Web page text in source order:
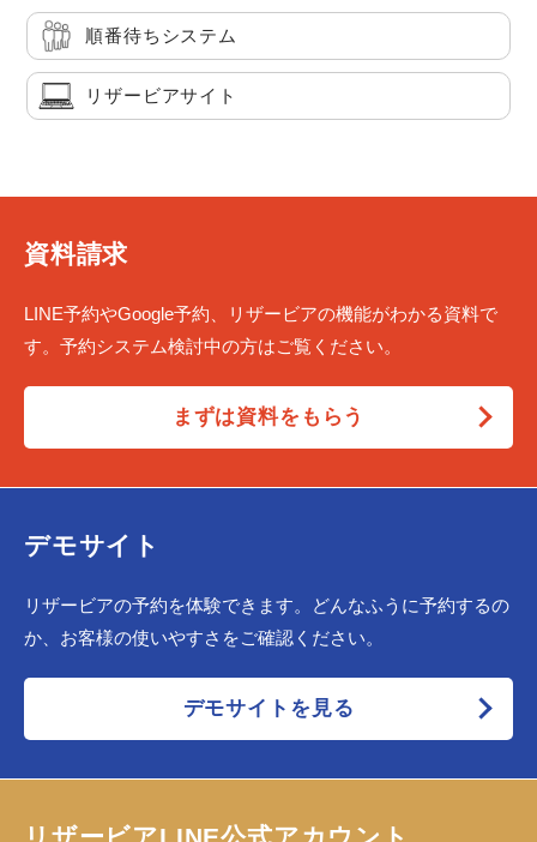
順番待ちシステム
リザービアサイト
資料請求
LINE予約やGoogle予約、リザービアの機能がわかる資料で
す。予約システム検討中の方はご覧ください。
まずは資料をもらう
デモサイト
リザービアの予約を体験できます。どんなふうに予約するの
か、お客様の使いやすさをご確認ください。
デモサイトを見る